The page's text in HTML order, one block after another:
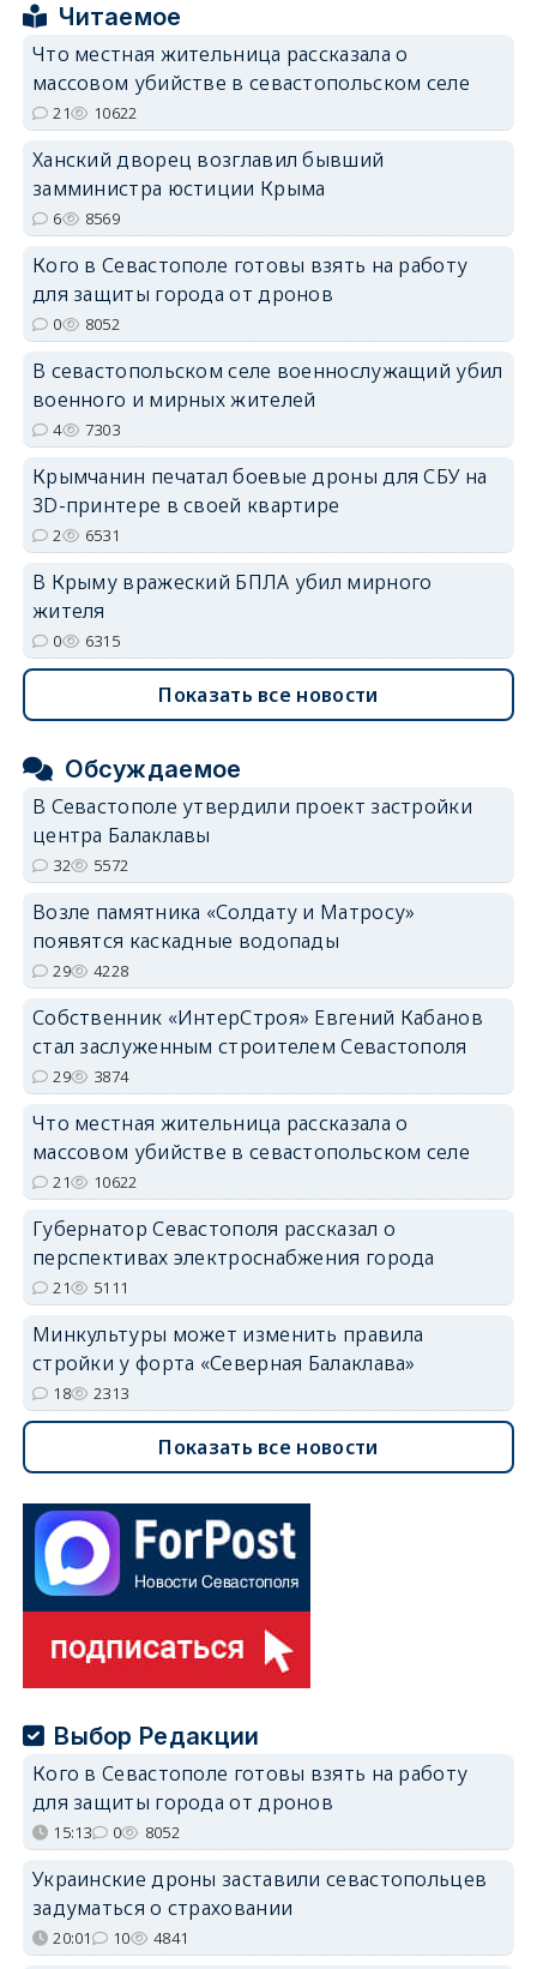
Читаемое
Что местная жительница рассказала о
массовом убийстве в севастопольском селе
21 10622
Ханский дворец возглавил бывший
замминистра юстиции Крыма
6 8569
Кого в Севастополе готовы взять на работу
для защиты города от дронов
0 8052
В севастопольском селе военнослужащий убил
военного и мирных жителей
4 7303
Крымчанин печатал боевые дроны для СБУ на
3D-принтере в своей квартире
2 6531
В Крыму вражеский БПЛА убил мирного
жителя
0 6315
Показать все новости
Обсуждаемое
В Севастополе утвердили проект застройки
центра Балаклавы
32 5572
Возле памятника «Солдату и Матросу»
появятся каскадные водопады
29 4228
Собственник «ИнтерСтроя» Евгений Кабанов
стал заслуженным строителем Севастополя
29 3874
Что местная жительница рассказала о
массовом убийстве в севастопольском селе
21 10622
Губернатор Севастополя рассказал о
перспективах электроснабжения города
21 5111
Минкультуры может изменить правила
стройки у форта «Северная Балаклава»
18 2313
Показать все новости
Выбор Редакции
Кого в Севастополе готовы взять на работу
для защиты города от дронов
15:13 0 8052
Украинские дроны заставили севастопольцев
задуматься о страховании
20:01 10 4841